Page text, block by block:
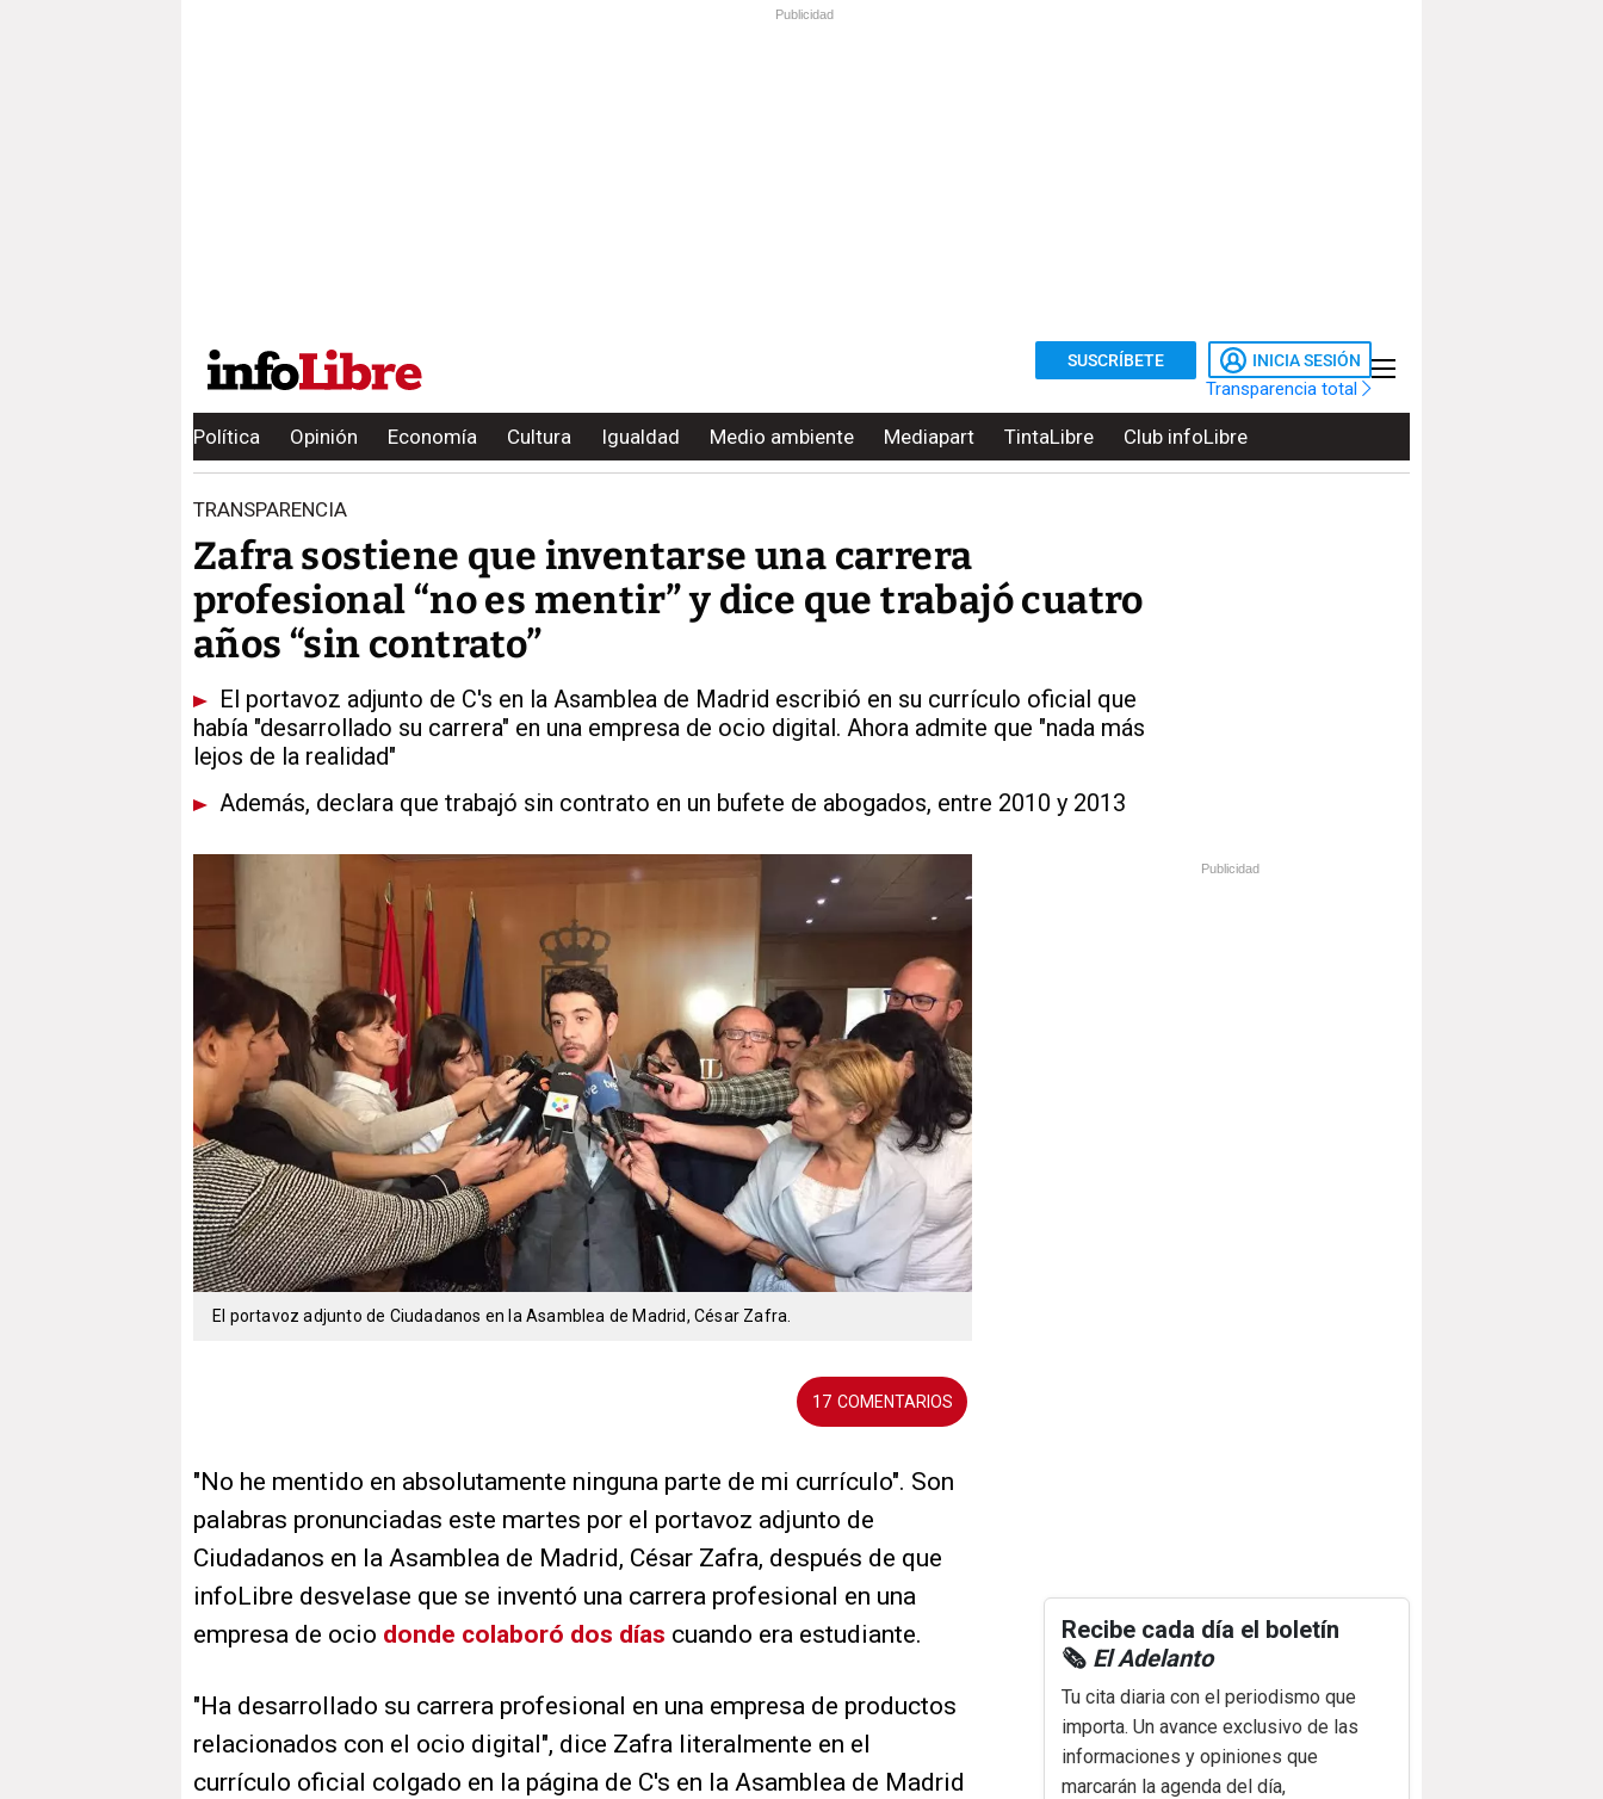
Publicidad
SUSCRÍBETE INICIA SESIÓN
Transparencia total
Política Opinión Economía Cultura Igualdad Medio ambiente Mediapart TintaLibre Club infoLibre
TRANSPARENCIA
Zafra sostiene que inventarse una carrera
profesional “no es mentir” y dice que trabajó cuatro
años “sin contrato”
El portavoz adjunto de C's en la Asamblea de Madrid escribió en su currículo oficial que
había "desarrollado su carrera" en una empresa de ocio digital. Ahora admite que "nada más
lejos de la realidad"
Además, declara que trabajó sin contrato en un bufete de abogados, entre 2010 y 2013
El portavoz adjunto de Ciudadanos en la Asamblea de Madrid, César Zafra.
17
"No he mentido en absolutamente ninguna parte de mi currículo". Son
palabras pronunciadas este martes por el portavoz adjunto de
Ciudadanos en la Asamblea de Madrid, César Zafra, después de que
infoLibre desvelase que se inventó una carrera profesional en una
empresa de ocio donde colaboró dos días cuando era estudiante.
"Ha desarrollado su carrera profesional en una empresa de productos
relacionados con el ocio digital", dice Zafra literalmente en el
currículo oficial colgado en la página de C's en la Asamblea de Madrid
Publicidad
Recibe cada día el boletín
🗞️ El Adelanto
Tu cita diaria con el periodismo que
importa. Un avance exclusivo de las
informaciones y opiniones que
marcarán la agenda del día,